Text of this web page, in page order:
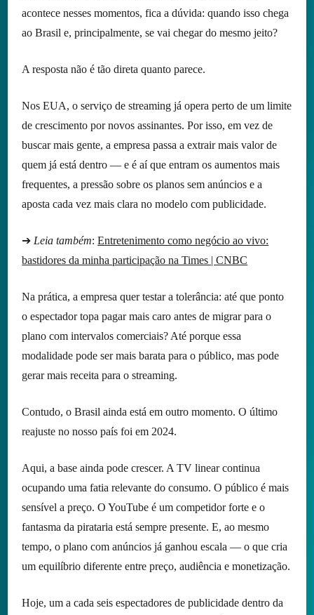
acontece nesses momentos, fica a dúvida: quando isso chega
ao Brasil e, principalmente, se vai chegar do mesmo jeito?
A resposta não é tão direta quanto parece.
Nos EUA, o serviço de streaming já opera perto de um limite
de crescimento por novos assinantes. Por isso, em vez de
buscar mais gente, a empresa passa a extrair mais valor de
quem já está dentro — e é aí que entram os aumentos mais
frequentes, a pressão sobre os planos sem anúncios e a
aposta cada vez mais clara no modelo com publicidade.
➔ Leia também:Entretenimento como negócio ao vivo:
bastidores da minha participação na Times | CNBC
Na prática, a empresa quer testar a tolerância: até que ponto
o espectador topa pagar mais caro antes de migrar para o
plano com intervalos comerciais? Até porque essa
modalidade pode ser mais barata para o público, mas pode
gerar mais receita para o streaming.
Contudo, o Brasil ainda está em outro momento. O último
reajuste no nosso país foi em 2024.
Aqui, a base ainda pode crescer. A TV linear continua
ocupando uma fatia relevante do consumo. O público é mais
sensível a preço. O YouTube é um competidor forte e o
fantasma da pirataria está sempre presente. E, ao mesmo
tempo, o plano com anúncios já ganhou escala — o que cria
um equilíbrio diferente entre preço, audiência e monetização.
Hoje, um a cada seis espectadores de publicidade dentro da